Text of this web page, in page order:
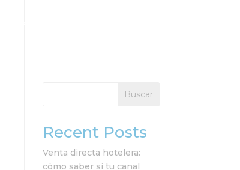
Buscar
Recent Posts
Venta directa hotelera:
cómo saber si tu canal